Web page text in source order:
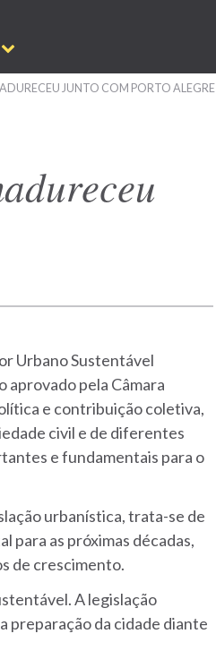
JUNTO COM PORTO ALEGRE
Urbano Sustentável
pela Câmara
e contribuição coletiva,
civil e de diferentes
e fundamentais para o
urbanística, trata-se de
para as próximas décadas,
de crescimento.
A legislação
preparação da cidade diante